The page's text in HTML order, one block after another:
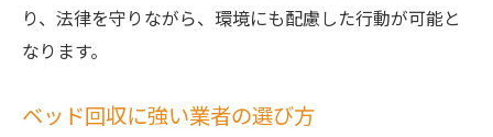
立つ口コミ情報
口コミで得られる業者選びの判断材料
り、法律を守りながら、環境にも配慮した行動が可能と
なります。
ベッド回収に強い業者の選び方